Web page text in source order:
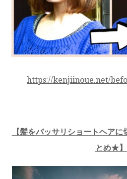
https://kenjiinoue.net/
【髪をバッサリショートヘア
とめ★】